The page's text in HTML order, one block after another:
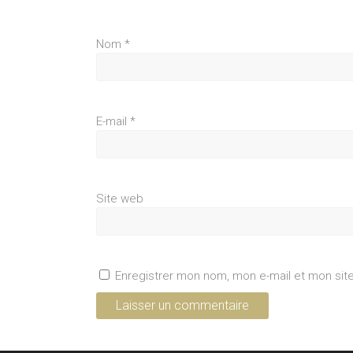
Nom *
E-mail *
Site web
Enregistrer mon nom, mon e-mail et mon